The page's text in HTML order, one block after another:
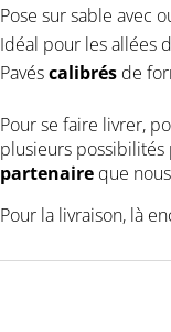
Pose sur sable avec
Idéal pour les allées
Pavéscalibrés de
Pour se faire livrer,
plusieurs
partenaire que
Pour la livraison, là